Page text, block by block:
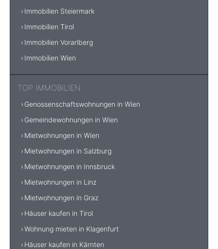
Immobilien Steiermark
Immobilien Tirol
Immobilien Vorarlberg
Immobilien Wien
TOP IMMOBILIEN
Genossenschaftswohnungen in Wien
Gemeindewohnungen in Wien
Mietwohnungen in Wien
Mietwohnungen in Salzburg
Mietwohnungen in Innsbruck
Mietwohnungen in Linz
Mietwohnungen in Graz
Häuser kaufen in Tirol
Wohnung mieten in Klagenfurt
Häuser kaufen in Kärnten